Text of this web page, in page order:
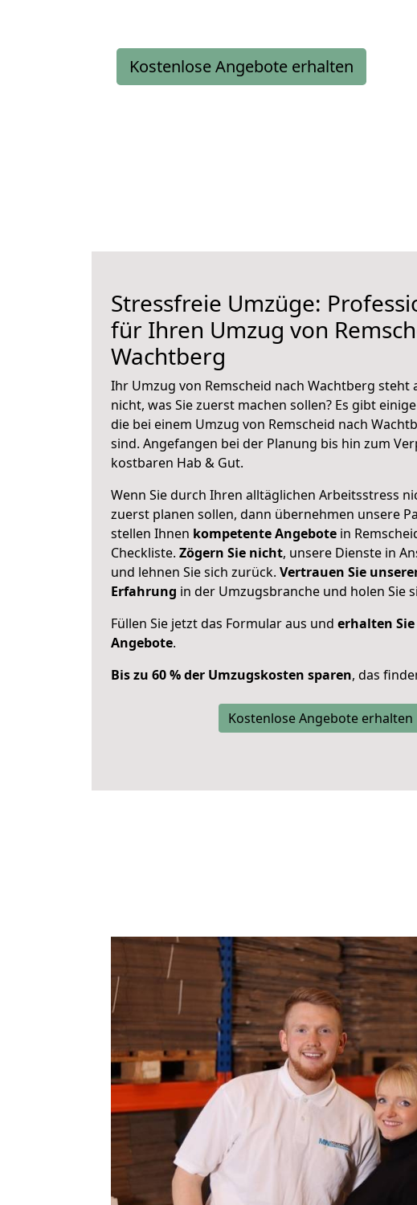
Kostenlose Angebote erhalten
Stressfreie Umzüge:
für Ihren Umzug von
Wachtberg
Ihr Umzug von Remscheid nach Wachtberg steht
nicht, was Sie zuerst machen sollen? Es gibt
die bei einem Umzug von Remscheid nach
sind. Angefangen bei der Planung bis hin zum
kostbaren Hab & Gut.
Wenn Sie durch Ihren alltäglichen Arbeitsstress
zuerst planen sollen, dann übernehmen unsere
stellen Ihnen kompetente Angebote in
Checkliste. Zögern Sie nicht, unsere Dienste in
und lehnen Sie sich zurück. Vertrauen Sie
Erfahrung in der Umzugsbranche und holen Sie
Füllen Sie jetzt das Formular aus und erhalten
Angebote.
Bis zu 60 % der Umzugskosten sparen, das
Kostenlose Angebote erhalten